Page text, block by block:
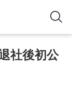
社後初公